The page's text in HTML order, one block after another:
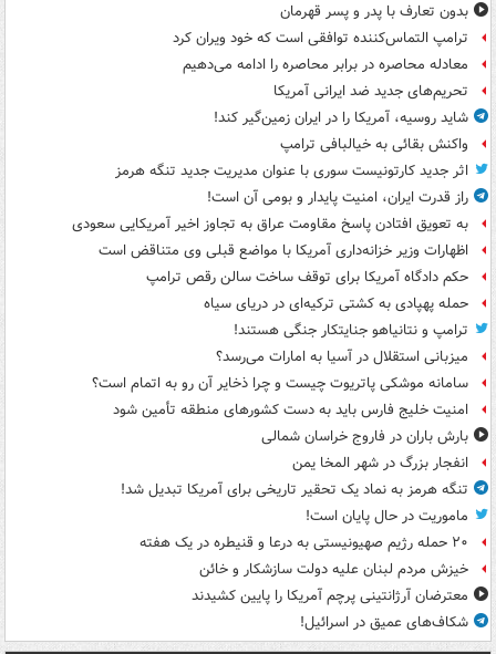
بدون تعارف با پدر و پسر قهرمان
ترامپ التماس‌کننده توافقی است که خود ویران کرد
معادله محاصره در برابر محاصره را ادامه می‌دهیم
تحریم‌های جدید ضد ایرانی آمریکا
شاید روسیه، آمریکا را در ایران زمین‌گیر کند!
واکنش بقائی به خیالبافی ترامپ
اثر جدید کارتونیست سوری با عنوان مدیریت جدید تنگه هرمز
راز قدرت ایران، امنیت پایدار و بومی آن است!
به تعویق افتادن پاسخ مقاومت عراق به تجاوز اخیر آمریکایی سعودی
اظهارات وزیر خزانه‌داری آمریکا با مواضع قبلی وی متناقض است
حکم دادگاه آمریکا برای توقف ساخت سالن رقص ترامپ
حمله پهپادی به کشتی ترکیه‌ای در دریای سیاه
ترامپ و نتانیاهو جنایتکار جنگی هستند!
میزبانی استقلال در آسیا به امارات می‌رسد؟
سامانه موشکی پاتریوت چیست و چرا ذخایر آن رو به اتمام است؟
امنیت خلیج فارس باید به دست کشورهای منطقه تأمین شود
بارش باران در فاروج خراسان شمالی
انفجار بزرگ در شهر المخا یمن
تنگه هرمز به نماد یک تحقیر تاریخی برای آمریکا تبدیل شد!
ماموریت در حال پایان است!
۲۰ حمله رژیم صهیونیستی به درعا و قنیطره در یک هفته
خیزش مردم لبنان علیه دولت سازشکار و خائن
معترضان آرژانتینی پرچم آمریکا را پایین کشیدند
شکاف‌های عمیق در اسرائیل!